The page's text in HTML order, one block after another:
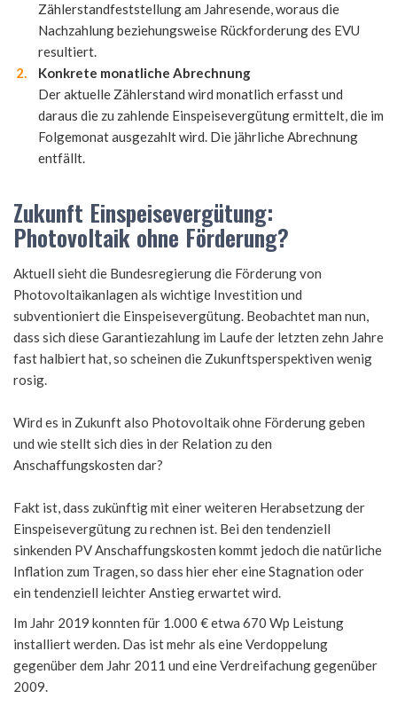
Zählerstandfeststellung am Jahresende, woraus die
Nachzahlung beziehungsweise Rückforderung des EVU
resultiert.
Konkrete monatliche Abrechnung
Der aktuelle Zählerstand wird monatlich erfasst und
daraus die zu zahlende Einspeisevergütung ermittelt, die im
Folgemonat ausgezahlt wird. Die jährliche Abrechnung
entfällt.
Zukunft Einspeisevergütung:
Photovoltaik ohne Förderung?
Aktuell sieht die Bundesregierung die Förderung von
Photovoltaikanlagen als wichtige Investition und
subventioniert die Einspeisevergütung. Beobachtet man nun,
dass sich diese Garantiezahlung im Laufe der letzten zehn Jahre
fast halbiert hat, so scheinen die Zukunftsperspektiven wenig
rosig.
Wird es in Zukunft also Photovoltaik ohne Förderung geben
und wie stellt sich dies in der Relation zu den
Anschaffungskosten dar?
Fakt ist, dass zukünftig mit einer weiteren Herabsetzung der
Einspeisevergütung zu rechnen ist. Bei den tendenziell
sinkenden PV Anschaffungskosten kommt jedoch die natürliche
Inflation zum Tragen, so dass hier eher eine Stagnation oder
ein tendenziell leichter Anstieg erwartet wird.
Im Jahr 2019 konnten für 1.000 € etwa 670 Wp Leistung
installiert werden. Das ist mehr als eine Verdoppelung
gegenüber dem Jahr 2011 und eine Verdreifachung gegenüber
2009.